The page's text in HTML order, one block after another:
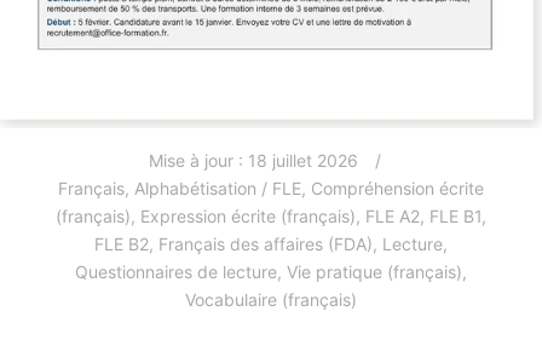
Mise à jour : 18 juillet 2026
Français, Alphabétisation / FLE, Compréhension écrite
(français), Expression écrite (français), FLE A2, FLE B1,
FLE B2, Français des affaires (FDA), Lecture,
Questionnaires de lecture, Vie pratique (français),
Vocabulaire (français)